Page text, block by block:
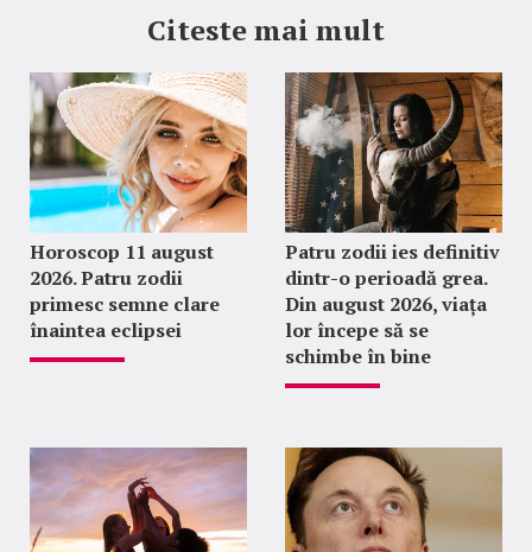
Citeste mai mult
Horoscop 11 august
2026. Patru zodii
primesc semne clare
înaintea eclipsei
Patru zodii ies definitiv
dintr-o perioadă grea.
Din august 2026, viața
lor începe să se
schimbe în bine